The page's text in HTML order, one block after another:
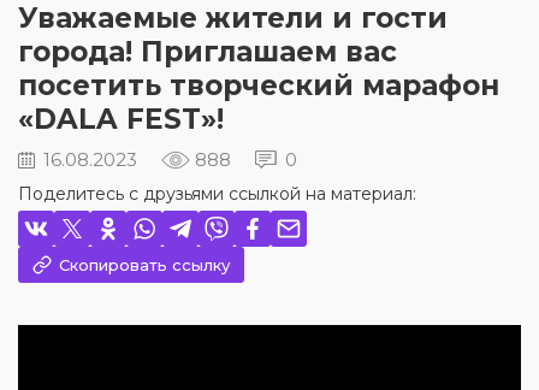
Уважаемые жители и гости
города! Приглашаем вас
посетить творческий марафон
«DALA FEST»!
16.08.2023 888 0
Поделитесь с друзьями ссылкой на материал:
Скопировать ссылку